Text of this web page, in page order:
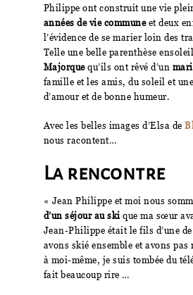
Philippe ont construit une vie
années de vie communeet deux
l’évidence de se marier loin des
Telle une belle parenthèse
Majorquequ’ils ont rêvé d’un
famille et les amis, du soleil et
d’amour et de bonne humeur.
Avec les belles images d’Elsa de
nous racontent…
La rencontre
« Jean Philippe et moi nous
d’un séjour au ski que ma sœur
Jean-Philippe était le fils d’une de
avons skié ensemble et avons
à moi-même, je suis tombée du
fait beaucoup rire …